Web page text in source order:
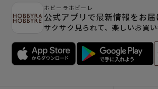
ホビーラホビーレ
公式アプリで最新情報をお届
サクサク見られて、楽しいお買